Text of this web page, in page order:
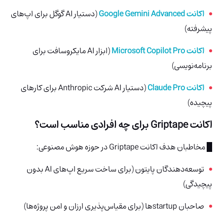
اکانت Google Gemini Advanced
(دستیار AI گوگل برای اپ‌های
پیشرفته)
اکانت Microsoft Copilot Pro
(ابزار AI مایکروسافت برای
برنامه‌نویسی)
اکانت Claude Pro
(دستیار AI شرکت Anthropic برای کارهای
پیچیده)
اکانت Griptape برای چه افرادی مناسب است؟
█ مخاطبان هدف اکانت Griptape در حوزه هوش مصنوعی:
توسعه‌دهندگان پایتون (برای ساخت سریع اپ‌های AI بدون
پیچیدگی)
صاحبان startupها (برای مقیاس‌پذیری ارزان و امن پروژه‌ها)